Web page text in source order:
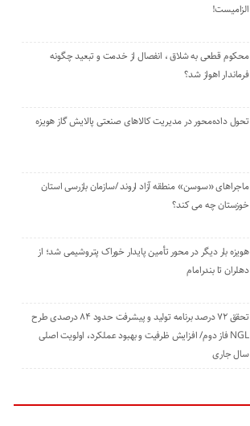
الزامیست!
محکوم قطعی به شلاق ، انفصال از خدمت و تبعید چگونه
فرماندار اهواز شد؟
تحول داده‌محور در مدیریت کالاهای صنعتی پالایش گاز هویزه
ماجراهای «سوسن» منطقه آزاد اروند /سازمان بازرسی استان
خوزستان چه می کند؟
هویزه بار دیگر در محور تأمین پایدار خوراک پتروشیمی شد؛ از
دهلران تا بندرامام
تحقق ۷۲ درصد برنامه تولید و پیشرفت حدود ۸۴ درصدی طرح
NGL فاز دوم/ افزایش ظرفیت و بهبود عملکرد، اولویت اصلی
سال جاری